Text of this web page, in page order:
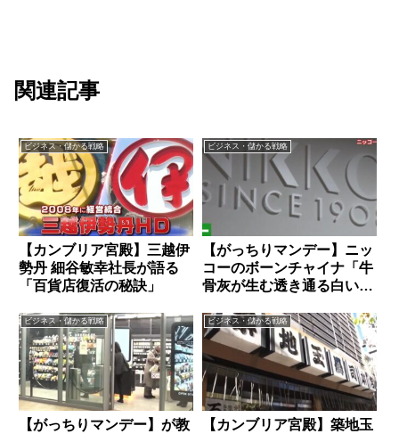
関連記事
ビジネス・儲かる戦略
【カンブリア宮殿】三越伊
勢丹 細谷敏幸社長が語る
「百貨店復活の秘訣」
ビジネス・儲かる戦略
【がっちりマンデー】ニッ
コーのボーンチャイナ「牛
骨灰が生む透き通る白い食
ビジネス・儲かる戦略
【がっちりマンデー】が教
ビジネス・儲かる戦略
【カンブリア宮殿】築地玉